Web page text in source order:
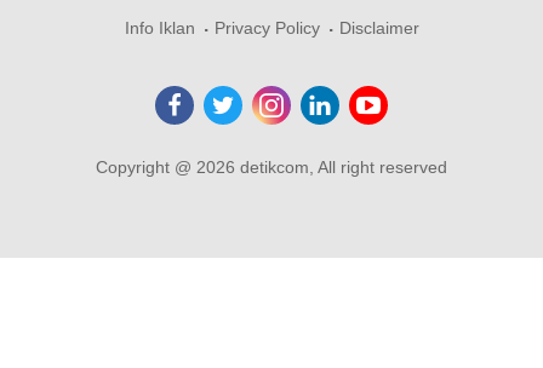
Info Iklan
Privacy Policy Disclaimer
Copyright @ 2026 detikcom, All right reserved